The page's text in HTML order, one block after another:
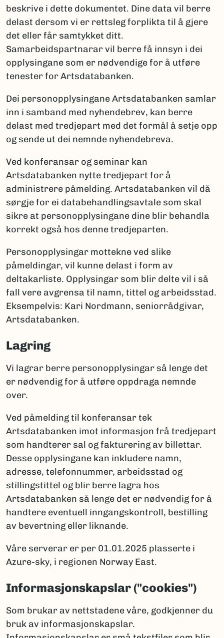
beskrive i dette dokumentet. Dine data vil berre
delast dersom vi er rettsleg forplikta til å gjere
det eller får samtykket ditt.
Samarbeidspartnarar vil berre få innsyn i dei
opplysingane som er nødvendige for å utføre
tenester for Artsdatabanken.
Dei personopplysingane Artsdatabanken samlar
inn i samband med nyhendebrev, kan berre
delast med tredjepart med det formål å setje opp
og sende ut dei nemnde nyhendebreva.
Ved konferansar og seminar kan
Artsdatabanken nytte tredjepart for å
administrere påmelding. Artsdatabanken vil då
sørgje for ei databehandlingsavtale som skal
sikre at personopplysingane dine blir behandla
korrekt også hos denne tredjeparten.
Personopplysingar mottekne ved slike
påmeldingar, vil kunne delast i form av
deltakarliste. Opplysingar som blir delte vil i så
fall vere avgrensa til namn, tittel og arbeidsstad.
Eksempelvis: Kari Nordmann, seniorrådgivar,
Artsdatabanken.
Lagring
Vi lagrar berre personopplysingar så lenge det
er nødvendig for å utføre oppdraga nemnde
over.
Ved påmelding til konferansar tek
Artsdatabanken imot informasjon frå tredjepart
som handterer sal og fakturering av billettar.
Desse opplysingane kan inkludere namn,
adresse, telefonnummer, arbeidsstad og
stillingstittel og blir berre lagra hos
Artsdatabanken så lenge det er nødvendig for å
handtere eventuell inngangskontroll, bestilling
av bevertning eller liknande.
Våre serverar er per 01.01.2025 plasserte i
Azure-sky, i regionen Norway East.
Informasjonskapslar ("cookies")
Som brukar av nettstadene våre, godkjenner du
bruk av informasjonskapslar.